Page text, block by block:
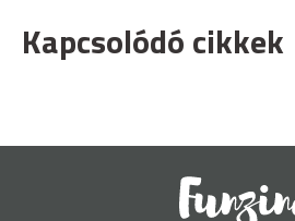
Kapcsolódó cikkek